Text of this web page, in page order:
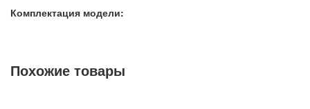
Комплектация модели:
Опора двухсторонняя SORTEX — 2 шт. В основании опор
Похожие товары